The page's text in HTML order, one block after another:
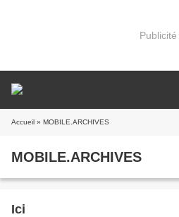
Publicité
Accueil » MOBILE.ARCHIVES
MOBILE.ARCHIVES
Ici